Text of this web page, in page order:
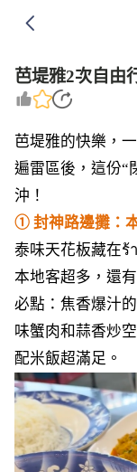
芭堤雅2次自由
芭堤雅的快樂，
遍雷區後，這份“
沖！
① 封神路邊攤：
泰味天花板藏在
本地客超多，還
必點：焦香爆汁
味蟹肉和蒜香炒
配米飯超滿足。